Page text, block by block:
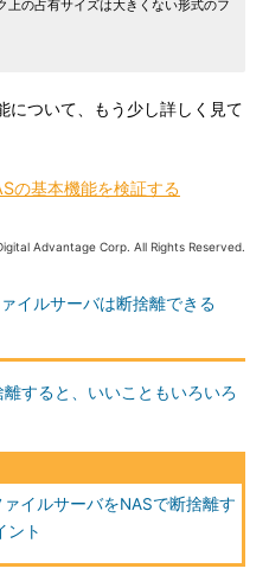
上の占有サイズは大きくない形式のフ
ついて、もう少し詳しく見て
の基本機能を検証する
Advantage Corp. All Rights Reserved.
イルサーバは断捨離できる
すると、いいこともいろいろ
イルサーバをNASで断捨離す
ント